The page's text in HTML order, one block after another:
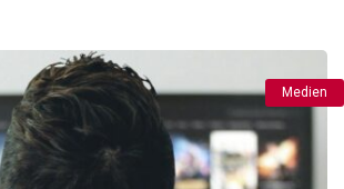
Medien